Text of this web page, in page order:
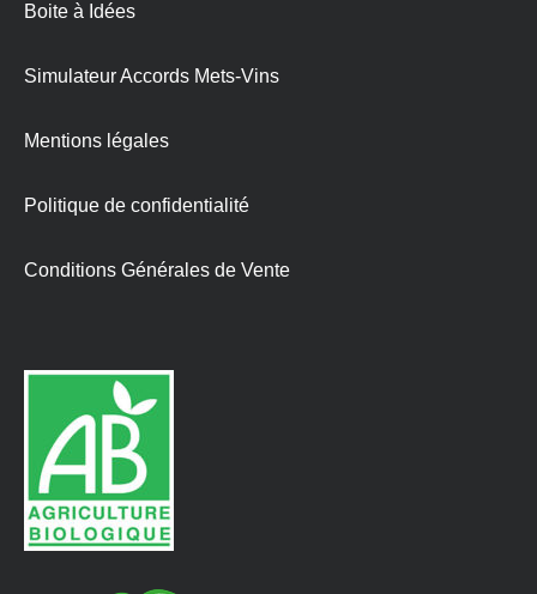
Boite à Idées
Simulateur Accords Mets-Vins
Mentions légales
Politique de confidentialité
Conditions Générales de Vente